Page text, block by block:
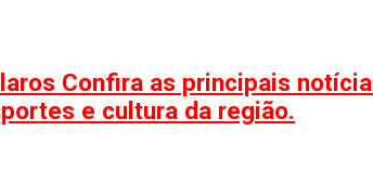
Confira as principais
e cultura da região.